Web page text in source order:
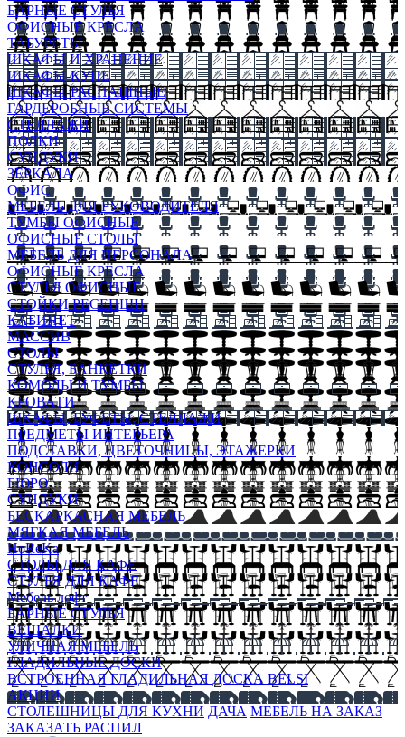
БАРНЫЕ СТУЛЬЯ
ОФИСНЫЕ КРЕСЛА
ТАБУРЕТЫ
ШКАФЫ И ХРАНЕНИЕ
ШКАФЫ-КУПЕ
ШКАФЫ-РАСПАШНЫЕ
ГАРДЕРОБНЫЕ СИСТЕМЫ
СТЕЛЛАЖИ
ПОЛКИ
СУНДУКИ
ЗЕРКАЛА
ОФИС
МЕБЕЛЬ ДЛЯ РУКОВОДИТЕЛЯ
ТУМБЫ ОФИСНЫЕ
ОФИСНЫЕ СТОЛЫ
МЕБЕЛЬ ДЛЯ ПЕРСОНАЛА
ОФИСНЫЕ КРЕСЛА
СТУЛЬЯ ОФИСНЫЕ
СТОЙКИ РЕСЕПШН
КАБИНЕТ
МАССИВ
СТОЛЫ
СТУЛЬЯ, БАНКЕТКИ
КОМОДЫ И ТУМБЫ
КРОВАТИ
ШКАФЫ, БУФЕТЫ, СТЕЛЛАЖИ
ПРЕДМЕТЫ ИНТЕРЬЕРА
ПОДСТАВКИ, ЦВЕТОЧНИЦЫ, ЭТАЖЕРКИ
КОНСОЛИ
БЮРО
СУНДУКИ
БЕСКАРКАСНАЯ МЕБЕЛЬ
МЯГКАЯ МЕБЕЛЬ
HoReKa
СТОЛЫ ДЛЯ КАФЕ
СТУЛЬЯ ДЛЯ КАФЕ
Мебель лофт
БАРНЫЕ СТУЛЬЯ
ВЕШАЛКИ
УЛИЧНАЯ МЕБЕЛЬ
ГЛАДИЛЬНЫЕ ДОСКИ
ВСТРОЕННАЯ ГЛАДИЛЬНАЯ ДОСКА BELSI
АКЦИИ
СТОЛЕШНИЦЫ ДЛЯ КУХНИ ДАЧА МЕБЕЛЬ НА ЗАКАЗ
ЗАКАЗАТЬ РАСПИЛ